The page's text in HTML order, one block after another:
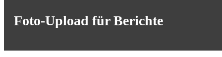
Foto-Upload für Berichte